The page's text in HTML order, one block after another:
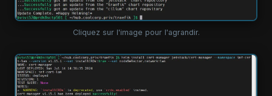
Cliquez sur l'image pour l'agrandir.